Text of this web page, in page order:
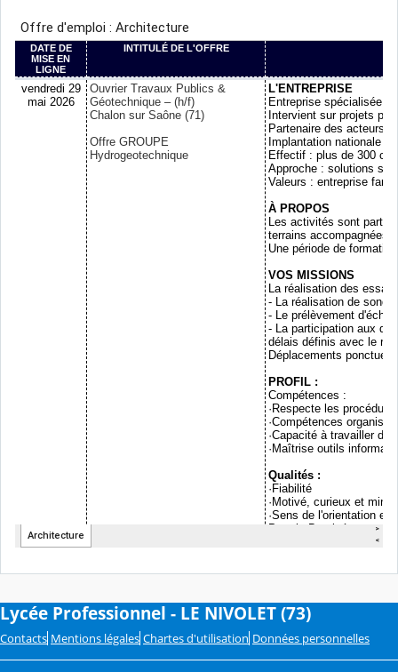
Lycée Professionnel - LE NIVOLET (73)
Contacts Mentions légales Chartes d'utilisation Données personnelles